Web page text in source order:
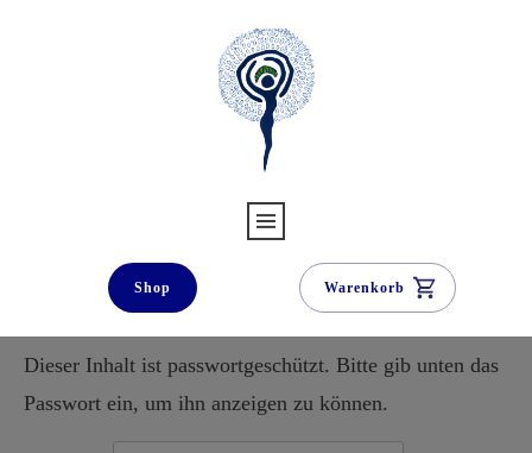
Shop Warenkorb
Dieser Inhalt ist passwortgeschützt. Bitte gib unten das
Passwort ein, um ihn anzeigen zu können.